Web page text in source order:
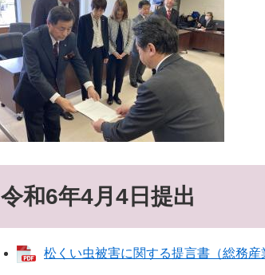
令和6年4月4日提出
松くい虫被害に関する提言書（総務